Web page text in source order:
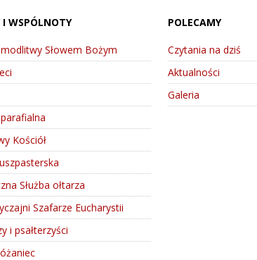
I WSPÓLNOTY
modlitwy Słowem Bożym
Kościół
Służba ołtarza
Szafarze Eucharystii
i psałterzyści
POLECAMY
Czytania na dziś
Aktualności
Galeria